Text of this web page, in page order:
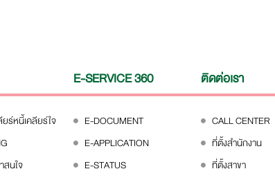
ยร์หนี้เคลียร์ใจ
นใจ
E-SERVICE 360
E-DOCUMENT
E-APPLICATION
E-STATUS
ติดต่อเรา
CALL CENTER
ที่ตั้งสำนักงาน
ที่ตั้งสาขา